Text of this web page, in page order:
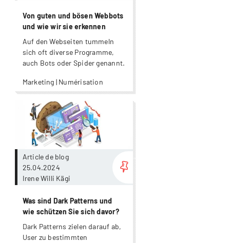
Von guten und bösen Webbots
und wie wir sie erkennen
Auf den Webseiten tummeln
sich oft diverse Programme,
auch Bots oder Spider genannt.
Marketing | Numérisation
Article de blog
25.04.2024
Irene Willi Kägi
Was sind Dark Patterns und
wie schützen Sie sich davor?
Dark Patterns zielen darauf ab,
User zu bestimmten
Plus